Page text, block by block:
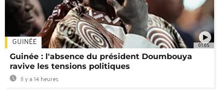
01:05
GUINÉE
Guinée : l'absence du président Doumbouya
ravive les tensions politiques
Il y a 14 heures